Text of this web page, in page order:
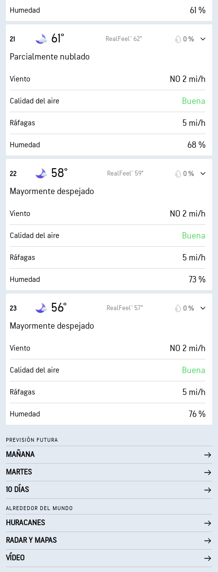
Humedad 61 %
Punto de rocío
AccuLumen Brightness Index™
Nubosidad 26 %
Visibilidad 10 mi
Techo de nubes 30000 ft
21 61° RealFeel® 62° 0 %
Parcialmente nublado
Viento NO 2 mi/h
Calidad del aire Buena
Ráfagas 5 mi/h
Humedad 68 %
Punto de rocío
AccuLumen Brightness Index™
Nubosidad 39 %
Visibilidad 10 mi
Techo de nubes 30000 ft
22 58° RealFeel® 59° 0 %
Mayormente despejado
Viento NO 2 mi/h
Calidad del aire Buena
Ráfagas 5 mi/h
Humedad 73 %
Punto de rocío
AccuLumen Brightness Index™
Nubosidad 26 %
Visibilidad 10 mi
Techo de nubes 30000 ft
23 56° RealFeel® 57° 0 %
Mayormente despejado
Viento NO 2 mi/h
Calidad del aire Buena
Ráfagas 5 mi/h
Humedad 76 %
Punto de rocío
AccuLumen Brightness Index™ 0 (Oscuro)
Nubosidad 13 %
Visibilidad 10 mi
Techo de nubes 30000 ft
PREVISIÓN FUTURA
MAÑANA
MARTES
10 DÍAS
ALREDEDOR DEL MUNDO
HURACANES
RADAR Y MAPAS
VÍDEO